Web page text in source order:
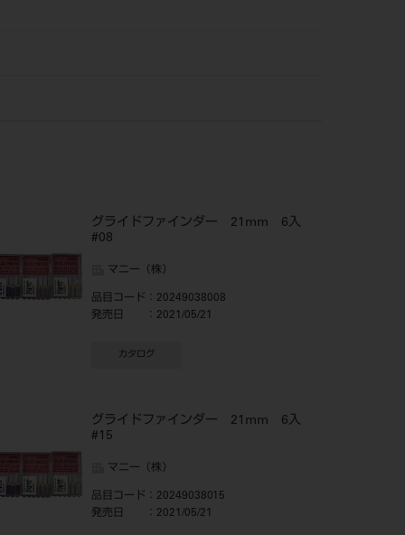
グライドファインダー 21mm 6入
#08
マニー（株）
品目コード ：20249038008
発売日
：2021/05/21
カタログ
グライドファインダー 21mm 6入
#15
マニー（株）
品目コード ：20249038015
発売日
：2021/05/21